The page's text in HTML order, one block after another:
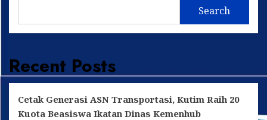
dan
Search
Recent Posts
Cetak Generasi ASN Transportasi, Kutim Raih 20
Kuota Beasiswa Ikatan Dinas Kemenhub